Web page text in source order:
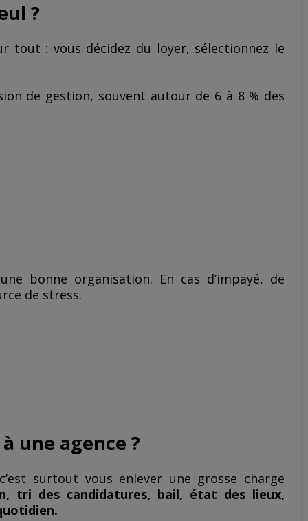
?
tout : vous décidez du loyer, sélectionnez le
de gestion, souvent autour de 6 à 8 % des
bonne organisation. En cas d’impayé, de
de stress.
une agence ?
surtout vous enlever une grosse charge
tri des candidatures, bail, état des lieux,